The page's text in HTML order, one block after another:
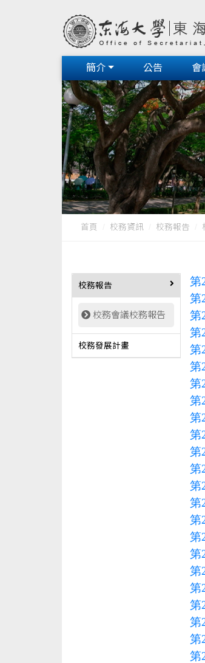
簡介 公告 會
首頁 校務資訊 校務報告
校務報告
校務會議校務報告
校務發展計畫
第
第
第
第
第
第
第
第
第
第
第
第
第
第
第
第
第
第
第
第
第
第
第